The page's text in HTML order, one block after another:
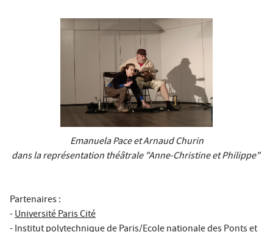
Emanuela Pace et Arnaud Churin
dans la représentation théâtrale "Anne-Christine et Philippe"
Partenaires :
-Université Paris Cité